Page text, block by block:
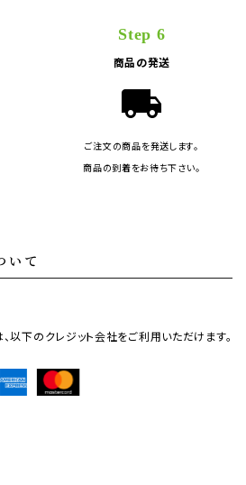
Step 6
商品の発送
local_shipping
ご注文の商品を発送します。
商品の到着をお待ち下さい。
いて
以下のクレジット会社をご利用いただけます。